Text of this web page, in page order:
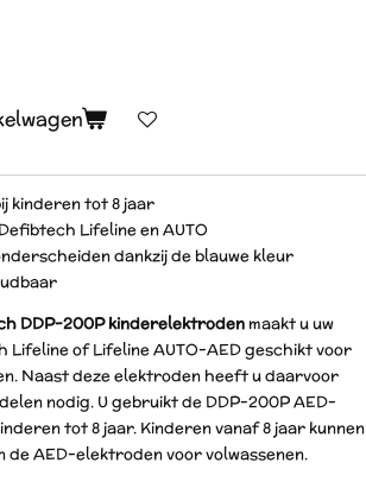
kinderen tot 8 jaar
Lifeline en AUTO
dankzij de blauwe kleur
DDP-200P kinderelektroden maakt u uw
Lifeline of Lifeline AUTO-AED geschikt voor
Naast deze elektroden heeft u daarvoor
nodig. U gebruikt de DDP-200P AED-
tot 8 jaar. Kinderen vanaf 8 jaar kunnen
de AED-elektroden voor volwassenen.